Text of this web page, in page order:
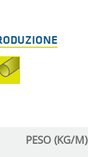
PESO (KG/M)